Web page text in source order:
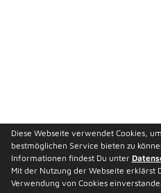
Diese Webseite verwendet Cookies,
bestmöglichen Service bieten zu
Informationen findest Du unter
Mit der Nutzung der Webseite erklärst
Verwendung von Cookies